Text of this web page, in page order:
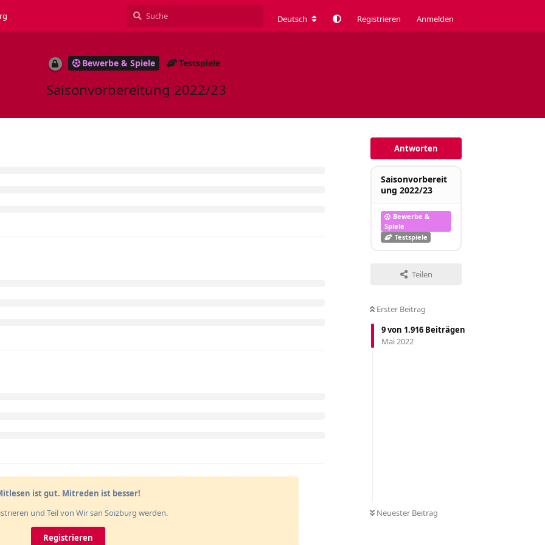
Deutsch Registrieren Anmelden
Bewerbe & Spiele Testspiele
Saisonvorbereitung 2022/23
Antworten
Saisonvorbereit
ung 2022/23
Bewerbe &
Spiele
Testspiele
Teilen
Erster Beitrag
9von 1.916 Beiträgen
Mai 2022
Neuester Beitrag
ist gut. Mitreden ist besser!
und Teil von Wir san Soizburg werden.
Registrieren